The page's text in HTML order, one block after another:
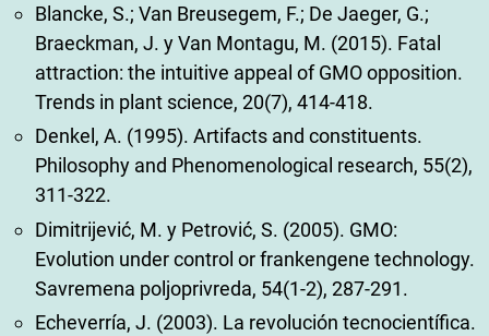
Blancke, S.; Van Breusegem, F.; De Jaeger, G.;
Braeckman, J. y Van Montagu, M. (2015). Fatal
attraction: the intuitive appeal of GMO opposition.
Trends in plant science, 20(7), 414-418.
Denkel, A. (1995). Artifacts and constituents.
Philosophy and Phenomenological research, 55(2),
311-322.
Dimitrijević, M. y Petrović, S. (2005). GMO:
Evolution under control or frankengene technology.
Savremena poljoprivreda, 54(1-2), 287-291.
Echeverría, J. (2003). La revolución tecnocientífica.